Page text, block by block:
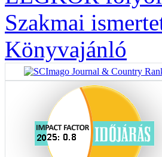
Szakmai
Könyvajánló